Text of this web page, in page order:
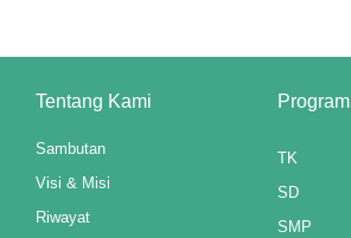
Panel
Tentang Kami
Sambutan
Visi & Misi
Riwayat
Program
TK
SD
SMP